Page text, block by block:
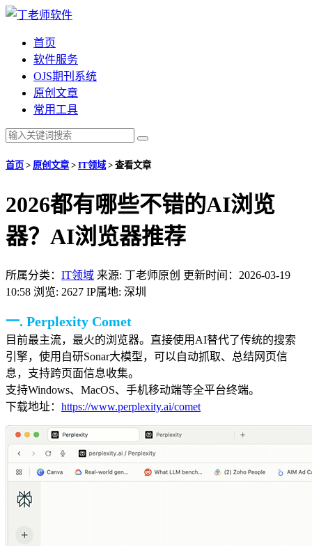
首页
软件服务
OJS期刊系统
原创文章
常用工具
首页 > 原创文章> IT领域> 查看文章
2026都有哪些不错的AI浏览
器？AI浏览器推荐
所属分类： IT领域 来源: 丁老师原创 更新时间：2026-03-19
10:58 浏览: 2627 IP属地: 深圳
一. Perplexity Comet
目前最主流，最火的浏览器。直接使用AI替代了传统的搜索
引擎，使用自研Sonar大模型，可以自动抓取、总结网页信
息，支持跨页面信息收集。
支持Windows、MacOS、手机移动端等全平台终端。
下载地址： https://www.perplexity.ai/comet